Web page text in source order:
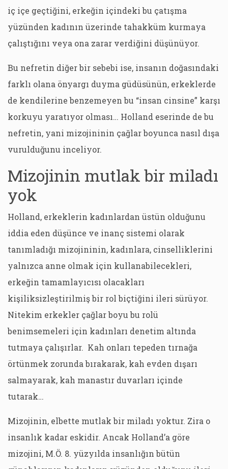
iç içe geçtiğini, erkeğin içindeki bu çatışma
yüzünden kadının üzerinde tahakküm kurmaya
çalıştığını veya ona zarar verdiğini düşünüyor.
Bu nefretin diğer bir sebebi ise, insanın doğasındaki
farklı olana önyargı duyma güdüsünün, erkeklerde
de kendilerine benzemeyen bu “insan cinsine” karşı
korkuyu yaratıyor olması… Holland eserinde de bu
nefretin, yani mizojininin çağlar boyunca nasıl dışa
vurulduğunu inceliyor.
Mizojinin mutlak bir miladı
yok
Holland, erkeklerin kadınlardan üstün olduğunu
iddia eden düşünce ve inanç sistemi olarak
tanımladığı mizojininin, kadınlara, cinselliklerini
yalnızca anne olmak için kullanabilecekleri,
erkeğin tamamlayıcısı olacakları
kişiliksizleştirilmiş bir rol biçtiğini ileri sürüyor.
Nitekim erkekler çağlar boyu bu rolü
benimsemeleri için kadınları denetim altında
tutmaya çalışırlar. Kah onları tepeden tırnağa
örtünmek zorunda bırakarak, kah evden dışarı
salmayarak, kah manastır duvarları içinde
tutarak…
Mizojinin, elbette mutlak bir miladı yoktur. Zira o
insanlık kadar eskidir. Ancak Holland’a göre
mizojini, M.Ö. 8. yüzyılda insanlığın bütün